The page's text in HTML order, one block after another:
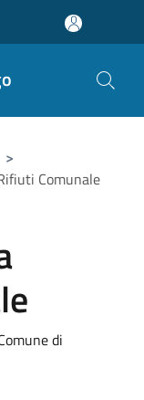
>
Comunale
di